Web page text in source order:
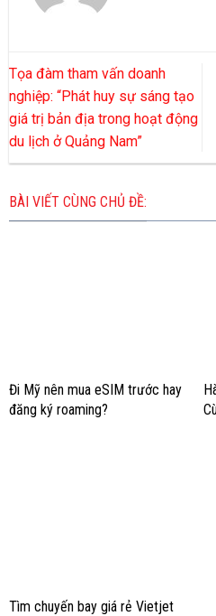
Tọa đàm tham vấn doanh
nghiệp: “Phát huy sự sáng tạo
giá trị bản địa trong hoạt động
du lịch ở Quảng Nam”
BÀI VIẾT CÙNG CHỦ ĐỀ:
Đi Mỹ nên mua eSIM trước hay
đăng ký roaming?
Tìm chuyến bay giá rẻ Vietjet